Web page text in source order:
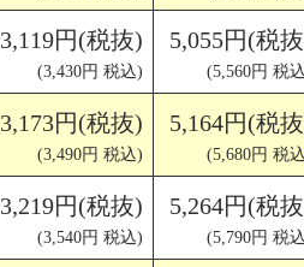
3,119円(税抜)
(3,430円 税込)
5,055円(税
(5,560円 税
3,173円(税抜)
(3,490円 税込)
5,164円(税
(5,680円 税
3,219円(税抜)
(3,540円 税込)
5,264円(税
(5,790円 税